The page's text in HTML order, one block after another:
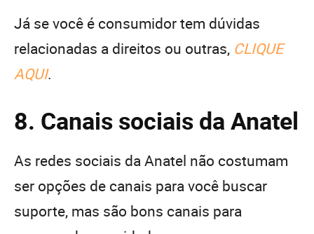
Já se você é consumidor tem dúvidas
relacionadas a direitos ou outras, CLIQUE
AQUI.
8. Canais sociais da Anatel
As redes sociais da Anatel não costumam
ser opções de canais para você buscar
suporte, mas são bons canais para